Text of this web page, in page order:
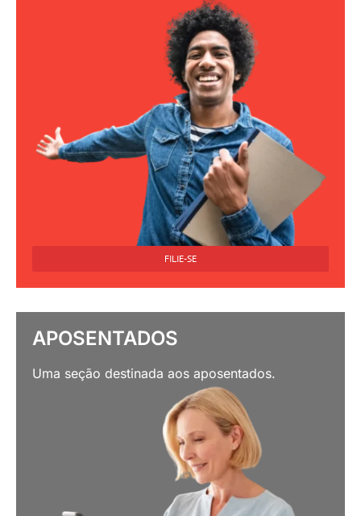
FILIE-SE
APOSENTADOS
Uma seção destinada aos aposentados.